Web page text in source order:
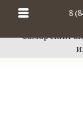
8
Самарский